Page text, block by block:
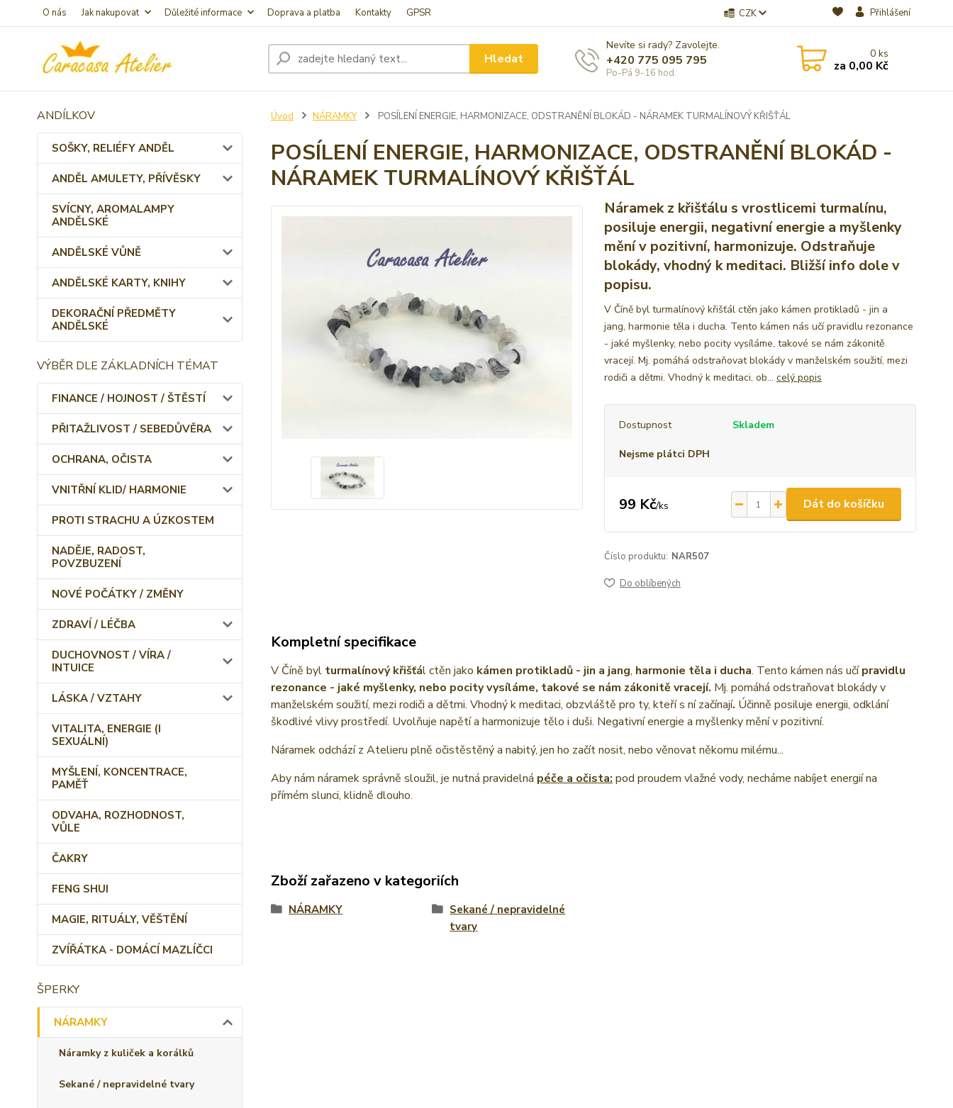
O nás Jak nakupovat Důležité informace Doprava a platba Kontakty GPSR CZK Přihlášení
Hledat
Nevíte si rady? Zavolejte.
+420 775 095 795
Po-Pá 9-16 hod.
0ks
za 0,00 Kč
ANDÍLKOV
SOŠKY, RELIÉFY ANDĚL
ANDĚL AMULETY, PŘÍVĚSKY
SVÍCNY, AROMALAMPY
ANDĚLSKÉ
ANDĚLSKÉ VŮNĚ
ANDĚLSKÉ KARTY, KNIHY
DEKORAČNÍ PŘEDMĚTY
ANDĚLSKÉ
VÝBĚR DLE ZÁKLADNÍCH TÉMAT
FINANCE / HOJNOST / ŠTĚSTÍ
PŘITAŽLIVOST / SEBEDŮVĚRA
OCHRANA, OČISTA
VNITŘNÍ KLID/ HARMONIE
PROTI STRACHU A ÚZKOSTEM
NADĚJE, RADOST,
POVZBUZENÍ
NOVÉ POČÁTKY / ZMĚNY
ZDRAVÍ / LÉČBA
DUCHOVNOST / VÍRA /
INTUICE
LÁSKA / VZTAHY
VITALITA, ENERGIE (I
SEXUÁLNÍ)
MYŠLENÍ, KONCENTRACE,
PAMĚŤ
ODVAHA, ROZHODNOST,
VŮLE
ČAKRY
FENG SHUI
MAGIE, RITUÁLY, VĚŠTĚNÍ
ZVÍŘÁTKA - DOMÁCÍ MAZLÍČCI
ŠPERKY
NÁRAMKY
Náramky z kuliček a korálků
Sekané / nepravidelné tvary
Úvod NÁRAMKY POSÍLENÍ ENERGIE, HARMONIZACE, ODSTRANĚNÍ BLOKÁD - NÁRAMEK TURMALÍNOVÝ KŘIŠŤÁL
POSÍLENÍ ENERGIE, HARMONIZACE, ODSTRANĚNÍ BLOKÁD -
NÁRAMEK TURMALÍNOVÝ KŘIŠŤÁL
Náramek z křišťálu s vrostlicemi turmalínu,
posiluje energii, negativní energie a myšlenky
mění v pozitivní, harmonizuje. Odstraňuje
blokády, vhodný k meditaci. Bližší info dole v
popisu.
V Číně byl turmalínový křišťál ctěn jako kámen protikladů - jin a
jang, harmonie těla i ducha. Tento kámen nás učí pravidlu rezonance
- jaké myšlenky, nebo pocity vysíláme, takové se nám zákonitě
vracejí. Mj. pomáhá odstraňovat blokády v manželském soužití, mezi
rodiči a dětmi. Vhodný k meditaci, ob... celý popis
Dostupnost Skladem
Nejsme plátci DPH
99 Kč/ks Dát do košíčku
Číslo produktu: NAR507
Do oblíbených
Kompletní specifikace
V Číně byl turmalínový křišťál ctěn jako kámen protikladů - jin a jang, harmonie těla i ducha. Tento kámen nás učípravidlu
rezonance - jaké myšlenky, nebo pocity vysíláme, takové se nám zákonitě vracejí. Mj. pomáhá odstraňovat blokády v
manželském soužití, mezi rodiči a dětmi. Vhodný k meditaci, obzvláště pro ty, kteří s ní začínají. Účinně posiluje energii, odklání
škodlivé vlivy prostředí. Uvolňuje napětí a harmonizuje tělo i duši. Negativní energie a myšlenky mění v pozitivní.
Náramek odchází z Atelieru plně očistěstěný a nabitý, jen ho začít nosit, nebo věnovat někomu milému...
Aby nám náramek správně sloužil, je nutná pravidelná péče a očista: pod proudem vlažné vody, necháme nabíjet energií na
přímém slunci, klidně dlouho.
Zboží zařazeno v kategoriích
NÁRAMKY
Sekané / nepravidelné
tvary